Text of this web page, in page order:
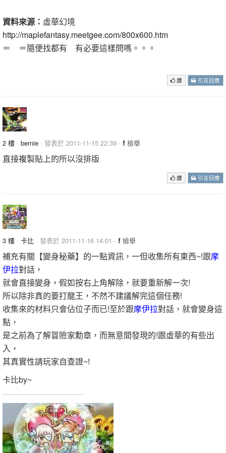
資料來源： 虛華幻境
http://maplefantasy.meetgee.com/800x600.htm
＝ ＝隨便找都有 有必要這樣問嗎。。。
讚 引言回應
2 樓 · bernie · 發表於 2011-11-15 22:39 · 檢舉
直接複製貼上的所以沒排版
讚 引言回應
3 樓 · 卡比 · 發表於 2011-11-16 14:01 · 檢舉
補充有關【變身秘藥】的一點資訊，一但收集所有東西~!跟摩
伊拉對話，
就會直接變身，假如按右上角解除，就要重新解一次!
所以除非真的要打龍王，不然不建議解完這個任務!
收集來的材料只會佔位子而已!至於跟摩伊拉對話，就會變身這
點，
是之前為了解冒險家勳章，而無意間發現的!跟虛華的有些出
入，
其真實性請玩家自查證~!
卡比by~